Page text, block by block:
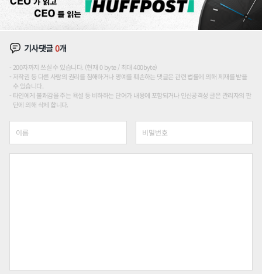
기사댓글0개
200자까지 쓰실 수 있습니다. (현재 0 byte / 최대 400byte)
저작권 등 다른 사람의 권리를 침해하거나 명예를 훼손하는 댓글은 관련 법률에 의해 제재를 받을
수 있습니다.
타인에게 불쾌감을 주는 욕설 등 비하하는 단어가 내용에 포함되거나 인신공격성 글은 관리자의 판
단에 의해 삭제 합니다.